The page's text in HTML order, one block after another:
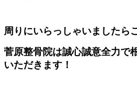
周りにいらっしゃいましたら
菅原整骨院は誠心誠意全力で
いただきます！